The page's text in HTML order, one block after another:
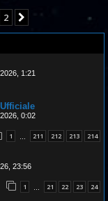
2
1:21
0:02
1 211 212 213 214
23:56
1 21 22 23 24